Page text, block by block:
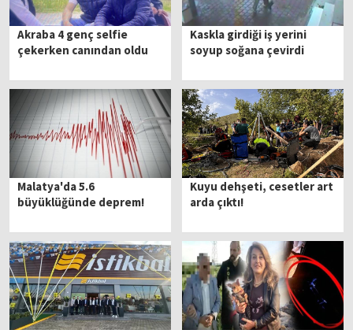
Akraba 4 genç selfie
çekerken canından oldu
Kaskla girdiği iş yerini
soyup soğana çevirdi
Malatya'da 5.6
büyüklüğünde deprem!
Kuyu dehşeti, cesetler art
arda çıktı!